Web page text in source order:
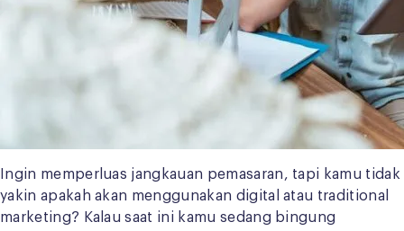
Ingin memperluas jangkauan pemasaran, tapi kamu tidak
yakin apakah akan menggunakan digital atau traditional
marketing? Kalau saat ini kamu sedang bingung